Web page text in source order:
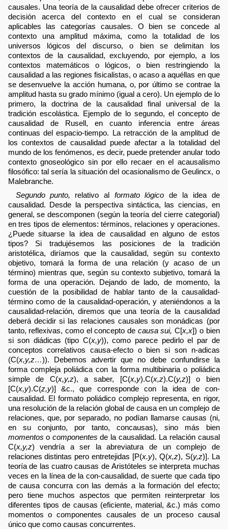
causales. Una teoría de la causalidad debe ofrecer criterios de
decisión acerca del contexto en el cual se consideran
aplicables las categorías causales. O bien se concede al
contexto una amplitud máxima, como la totalidad de los
universos lógicos del discurso, o bien se delimitan los
contextos de la causalidad, excluyendo, por ejemplo, a los
contextos matemáticos o lógicos, o bien restringiendo la
causalidad a las regiones fisicalistas, o acaso a aquéllas en que
se desenvuelve la acción humana, o, por último se contrae la
amplitud hasta su grado mínimo (igual a cero). Un ejemplo de lo
primero, la doctrina de la causalidad final universal de la
tradición escolástica. Ejemplo de lo segundo, el concepto de
causalidad de Rusell, en cuanto inferencia entre áreas
continuas del espacio-tiempo. La retracción de la amplitud de
los contextos de causalidad puede afectar a la totalidad del
mundo de los fenómenos, es decir, puede pretender anular todo
contexto gnoseológico sin por ello recaer en el acausalismo
filosófico: tal sería la situación del ocasionalismo de Geulincx, o
Malebranche.
Segundo punto, relativo al formato lógicode la idea de
causalidad. Desde la perspectiva sintáctica, las ciencias, en
general, se descomponen (según la teoría del cierre categorial)
en tres tipos de elementos: términos, relaciones y operaciones.
¿Puede situarse la idea de causalidad en alguno de estos
tipos? Si tradujésemos las posiciones de la tradición
aristotélica, diríamos que la causalidad, según su contexto
objetivo, tomará la forma de una relación (y acaso de un
término) mientras que, según su contexto subjetivo, tomará la
forma de una operación. Dejando de lado, de momento, la
cuestión de la posibilidad de hablar tanto de la causalidad-
término como de la causalidad-operación, y ateniéndonos a la
causalidad-relación, diremos que una teoría de la causalidad
deberá decidir si las relaciones causales son monádicas (por
tanto, reflexivas, como el concepto de causa sui, C[x,x]) o bien
si son diádicas (tipo C(x,y)), como parece pedirlo el par de
conceptos correlativos causa-efecto o bien si son n-adicas
(C(x,y,z…)). Debemos advertir que no debe confundirse la
forma compleja poliádica con la forma multibinaria o poliádica
simple de C(x,y,z), a saber, [C(x,y).C(x,z).C(y,z)] o bien
[C(x,y).C(z,y)] &c., que corresponde con la idea de con-
causalidad. El formato poliádico complejo representa, en rigor,
una resolución de la relación global de causa en un complejo de
relaciones, que, por separado, no podían llamarse causas (ni,
en su conjunto, por tanto, concausas), sino más bien
momentos o componentes de la causalidad. La relación causal
C(x,y,z) vendría a ser la abreviatura de un complejo de
relaciones distintas pero entretejidas [P(x.y), Q(x,z), S(y,z)]. La
teoría de las cuatro causas de Aristóteles se interpreta muchas
veces en la línea de la con-causalidad, de suerte que cada tipo
de causa concurra con las demás a la formación del efecto;
pero tiene muchos aspectos que permiten reinterpretar los
diferentes tipos de causas (eficiente, material, &c.) más como
momentos o componentes causales de un proceso causal
único que como causas concurrentes.